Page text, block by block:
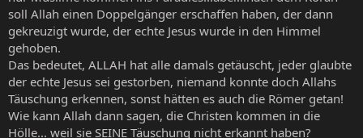
soll Allah einen Doppelgänger erschaffen haben, der dann
gekreuzigt wurde, der echte Jesus wurde in den Himmel
gehoben.
Das bedeutet, ALLAH hat alle damals getäuscht, jeder glaubte
der echte Jesus sei gestorben, niemand konnte doch Allahs
Täuschung erkennen, sonst hätten es auch die Römer getan!
Wie kann Allah dann sagen, die Christen kommen in die
Hölle... weil sie SEINE Täuschung nicht erkannt haben?